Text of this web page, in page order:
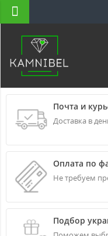
ВС 10-22
Почта и
Доставка в
Оплата по
Не требуем
Подбор